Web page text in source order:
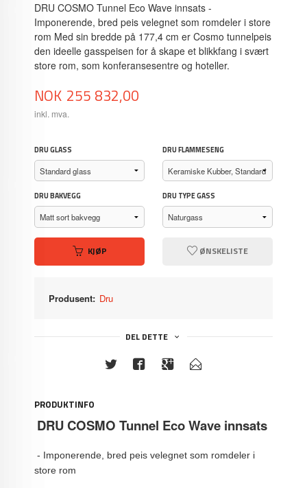
DRU COSMO Tunnel Eco Wave innsats -
Imponerende, bred peis velegnet som romdeler i store
rom Med sin bredde på 177,4 cm er Cosmo tunnelpeis
den ideelle gasspeisen for å skape et blikkfang i svært
store rom, som konferansesentre og hoteller.
Pris
NOK 255 832,00
inkl. mva.
DRU GLASS DRU FLAMMESENG
DRU BAKVEGG DRU TYPE GASS
KJØP ØNSKELISTE
Produsent: Dru
DEL DETTE
PRODUKTINFO
DRU COSMO Tunnel Eco Wave innsats
- Imponerende, bred peis velegnet som romdeler i
store rom